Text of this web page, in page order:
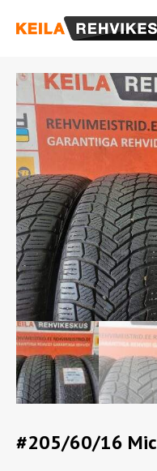
#205/60/16